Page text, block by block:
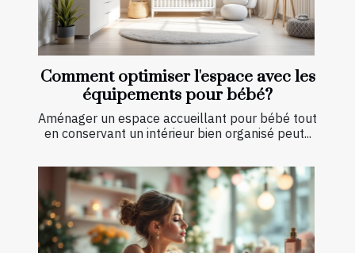
Comment optimiser l'espace avec les
équipements pour bébé?
Aménager un espace accueillant pour bébé tout
en conservant un intérieur bien organisé peut...